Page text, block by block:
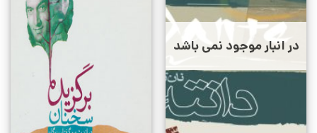
در انبار موجود نمی باشد